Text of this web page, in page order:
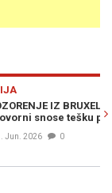
Vučić i